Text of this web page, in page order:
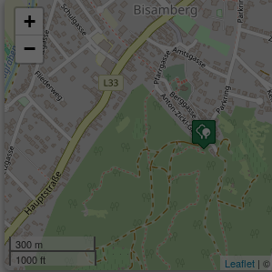
+
−
300 m
1000 ft
Leaflet | ©